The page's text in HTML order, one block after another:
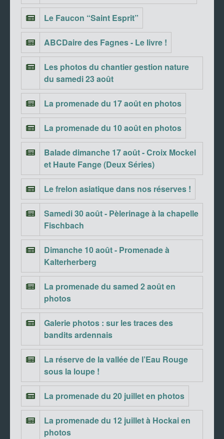
Le Faucon “Saint Esprit”
ABCDaire des Fagnes - Le livre !
Les photos du chantier gestion nature
du samedi 23 août
La promenade du 17 août en photos
La promenade du 10 août en photos
Balade dimanche 17 août - Croix Mockel
et Haute Fange (Deux Séries)
Le frelon asiatique dans nos réserves !
Samedi 30 août - Pèlerinage à la chapelle
Fischbach
Dimanche 10 août - Promenade à
Kalterherberg
La promenade du samed 2 août en
photos
Galerie photos : sur les traces des
bandits ardennais
La réserve de la vallée de l’Eau Rouge
sous la loupe !
La promenade du 20 juillet en photos
La promenade du 12 juillet à Hockai en
photos